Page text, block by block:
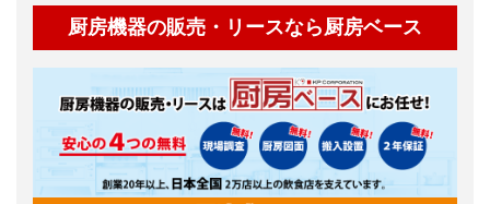
厨房機器の販売・リースなら厨房ベース